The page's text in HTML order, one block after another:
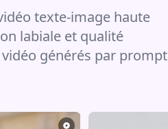
texte-image haute
labiale et qualité
générés par prompt